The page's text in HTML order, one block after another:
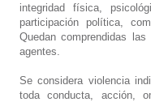
integridad física,
participación política,
Quedan comprendidas
agentes.
Se considera violencia
toda conducta, acción,